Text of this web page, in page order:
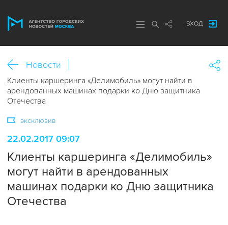
ВХОД
Новости
Клиенты каршеринга «Делимобиль» могут найти в
арендованных машинах подарки ко Дню защитника
Отечества
эксклюзив
22.02.2017 09:07
Клиенты каршеринга «Делимобиль»
могут найти в арендованных
машинах подарки ко Дню защитника
Отечества